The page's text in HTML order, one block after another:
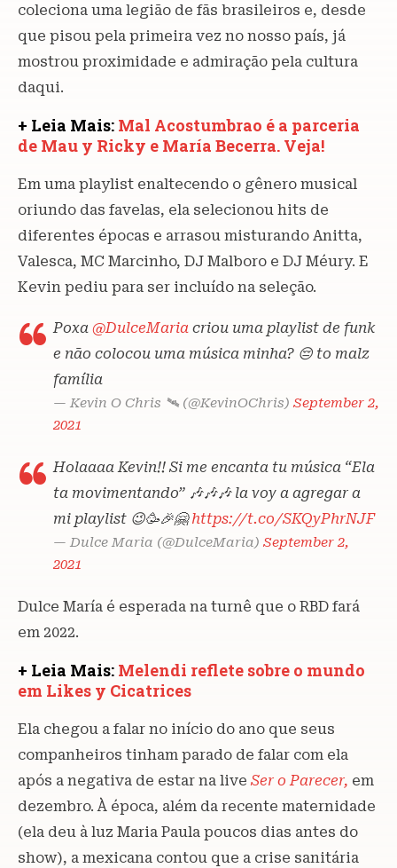
coleciona uma legião de fãs brasileiros e, desde
que pisou pela primeira vez no nosso país, já
mostrou proximidade e admiração pela cultura
daqui.
+ Leia Mais: Mal Acostumbrao é a parceria
de Mau y Ricky e María Becerra. Veja!
Em uma playlist enaltecendo o gênero musical
oriundo das favelas, ela selecionou hits de
diferentes épocas e arrasou misturando Anitta,
Valesca, MC Marcinho, DJ Malboro e DJ Méury. E
Kevin pediu para ser incluído na seleção.
Poxa @DulceMaria criou uma playlist de funk
e não colocou uma música minha? 😔 to malz
família
— Kevin O Chris 🛰 (@KevinOChris) September 2,
2021
Holaaaa Kevin!! Si me encanta tu música “Ela
ta movimentando” 🎶🎶🎶 la voy a agregar a
mi playlist 😉🥳🎉🤗https://t.co/SKQyPhrNJF
— Dulce Maria (@DulceMaria) September 2,
2021
Dulce María é esperada na turnê que o RBD fará
em 2022.
+ Leia Mais: Melendi reflete sobre o mundo
em Likes y Cicatrices
Ela chegou a falar no início do ano que seus
companheiros tinham parado de falar com ela
após a negativa de estar na live Ser o Parecer, em
dezembro. À época, além da recente maternidade
(ela deu à luz Maria Paula poucos dias antes do
show), a mexicana contou que a crise sanitária